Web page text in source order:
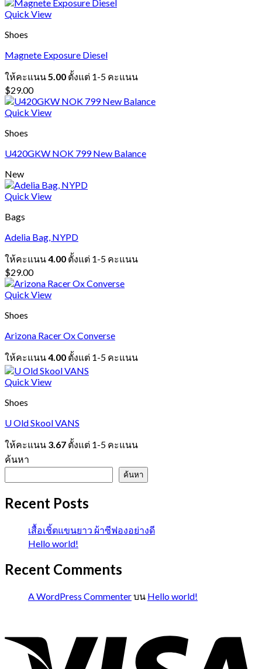
Quick View
Shoes
Magnete Exposure Diesel
ให้คะแนน5.00 ตั้งแต่ 1-5 คะแนน
$29.00
Quick View
Shoes
U420GKW NOK 799 New Balance
New
Quick View
Bags
Adelia Bag, NYPD
ให้คะแนน4.00 ตั้งแต่ 1-5 คะแนน
$29.00
Quick View
Shoes
Arizona Racer Ox Converse
ให้คะแนน4.00 ตั้งแต่ 1-5 คะแนน
Quick View
Shoes
U Old Skool VANS
ให้คะแนน 3.67 ตั้งแต่ 1-5 คะแนน
ค้นหา
ค้นหา
Recent Posts
เสื้อเชิ้ตแขนยาว ผ้าซีฟองอย่างดี
Hello world!
Recent Comments
A WordPress Commenterบน Hello world!